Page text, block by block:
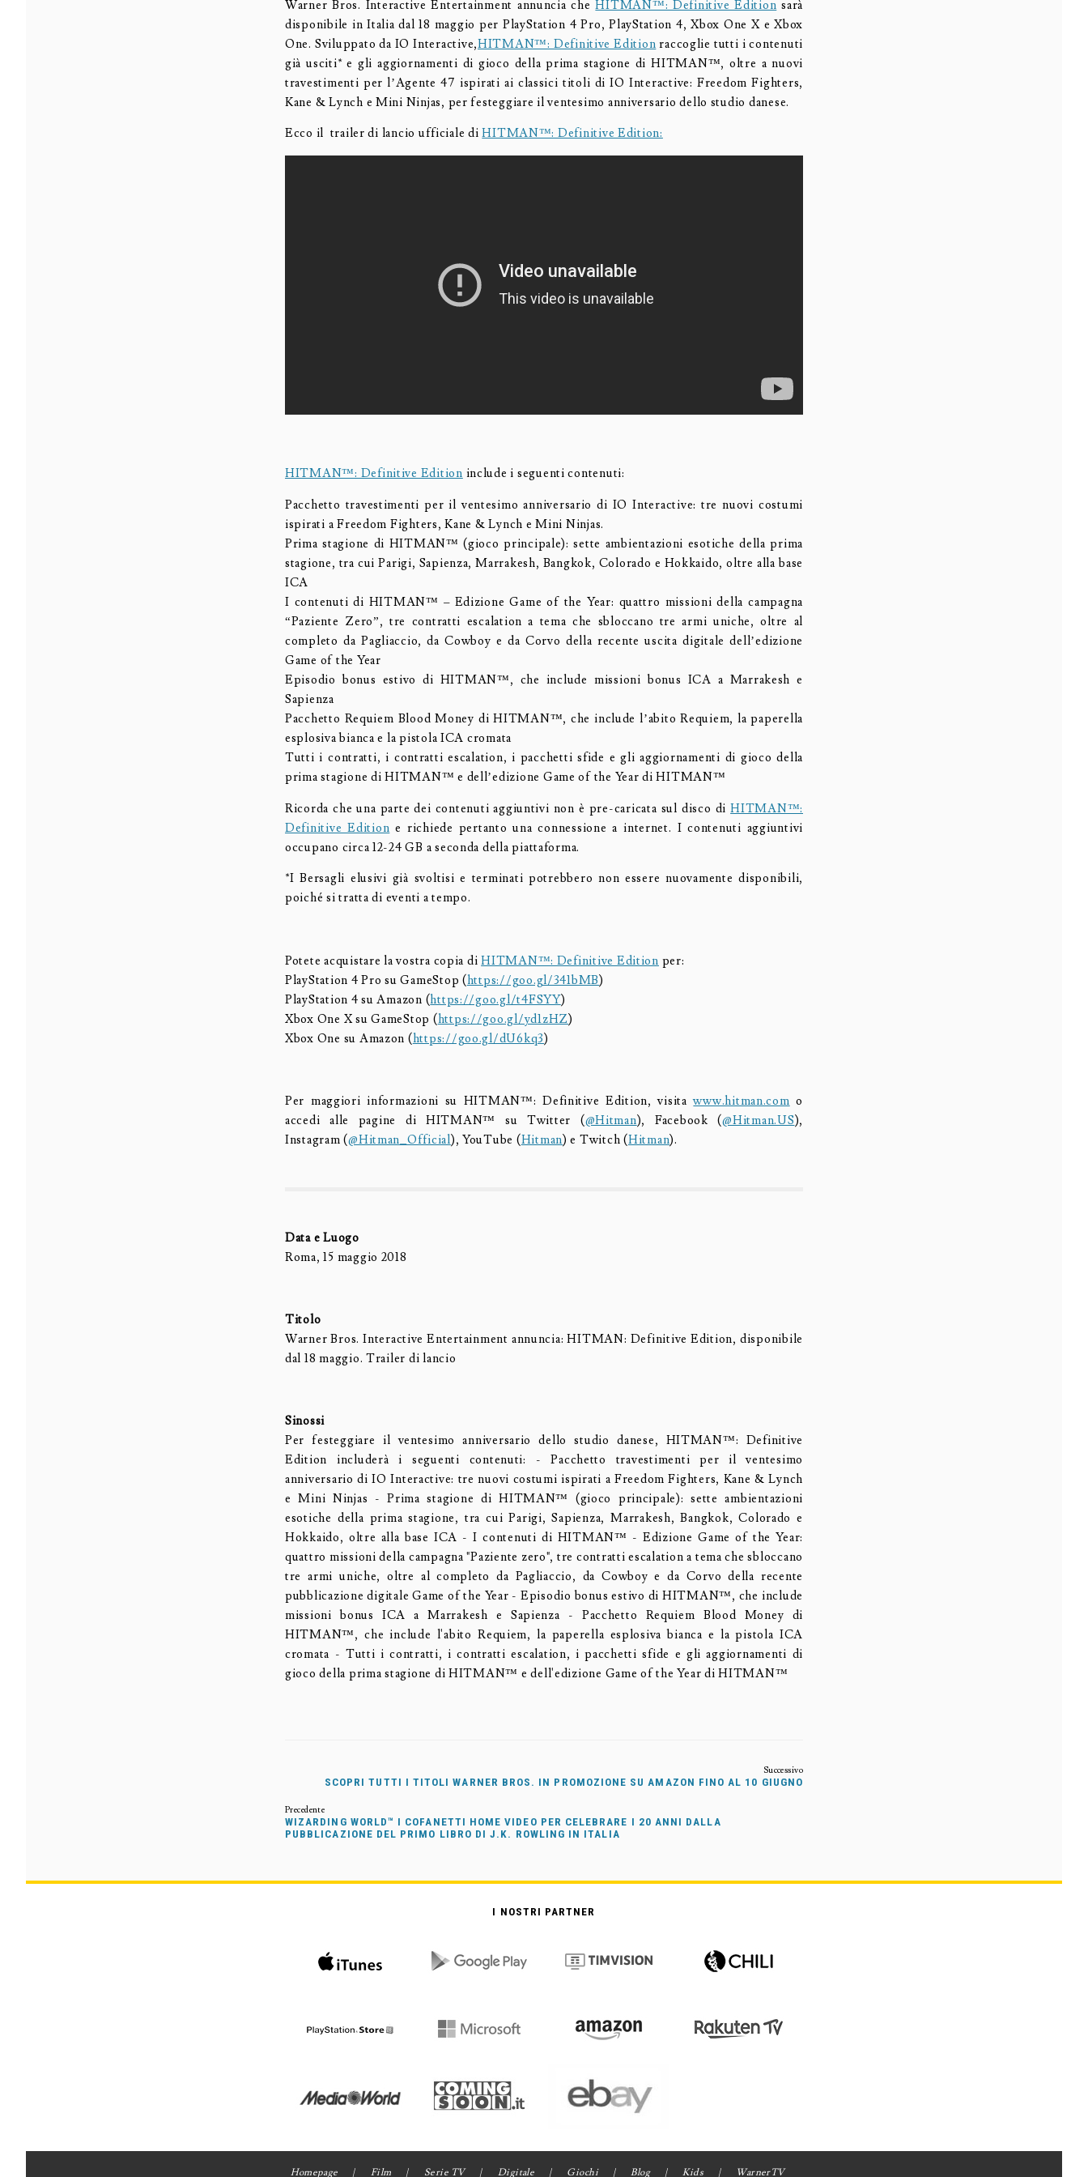
Warner Bros. Interactive Entertainment annuncia cheHITMAN™: Definitive Edition sarà
disponibile in Italia dal 18 maggio per PlayStation 4 Pro, PlayStation 4, Xbox One X e Xbox
One. Sviluppato da IO Interactive,HITMAN™: Definitive Edition raccoglie tutti i contenuti
già usciti* e gli aggiornamenti di gioco della prima stagione di HITMAN™, oltre a nuovi
travestimenti per l’Agente 47 ispirati ai classici titoli di IO Interactive: Freedom Fighters,
Kane & Lynch e Mini Ninjas, per festeggiare il ventesimo anniversario dello studio danese.
Ecco il trailer di lancio ufficiale diHITMAN™: Definitive Edition:
HITMAN™: Definitive Edition include i seguenti contenuti:
Pacchetto travestimenti per il ventesimo anniversario di IO Interactive: tre nuovi costumi
ispirati a Freedom Fighters, Kane & Lynch e Mini Ninjas.
Prima stagione di HITMAN™ (gioco principale): sette ambientazioni esotiche della prima
stagione, tra cui Parigi, Sapienza, Marrakesh, Bangkok, Colorado e Hokkaido, oltre alla base
ICA
I contenuti di HITMAN™ – Edizione Game of the Year: quattro missioni della campagna
“Paziente Zero”, tre contratti escalation a tema che sbloccano tre armi uniche, oltre al
completo da Pagliaccio, da Cowboy e da Corvo della recente uscita digitale dell’edizione
Game of the Year
Episodio bonus estivo di HITMAN™, che include missioni bonus ICA a Marrakesh e
Sapienza
Pacchetto Requiem Blood Money di HITMAN™, che include l’abito Requiem, la paperella
esplosiva bianca e la pistola ICA cromata
Tutti i contratti, i contratti escalation, i pacchetti sfide e gli aggiornamenti di gioco della
prima stagione di HITMAN™ e dell’edizione Game of the Year di HITMAN™
Ricorda che una parte dei contenuti aggiuntivi non è pre-caricata sul disco diHITMAN™:
Definitive Edition e richiede pertanto una connessione a internet. I contenuti aggiuntivi
occupano circa 12-24 GB a seconda della piattaforma.
*I Bersagli elusivi già svoltisi e terminati potrebbero non essere nuovamente disponibili,
poiché si tratta di eventi a tempo.
Potete acquistare la vostra copia diHITMAN™: Definitive Edition per:
PlayStation 4 Pro su GameStop (https://goo.gl/341bMB)
PlayStation 4 su Amazon (https://goo.gl/t4FSYY)
Xbox One X su GameStop (https://goo.gl/yd1zHZ)
Xbox One su Amazon (https://goo.gl/dU6kq3)
Per maggiori informazioni su HITMAN™: Definitive Edition, visitawww.hitman.com o
accedi alle pagine di HITMAN™ su Twitter (@Hitman), Facebook (@Hitman.US),
Instagram (@Hitman_Official), YouTube (Hitman) e Twitch (Hitman).
Data e Luogo
Roma, 15 maggio 2018
Titolo
Warner Bros. Interactive Entertainment annuncia: HITMAN: Definitive Edition, disponibile
dal 18 maggio. Trailer di lancio
Sinossi
Per festeggiare il ventesimo anniversario dello studio danese, HITMAN™: Definitive
Edition includerà i seguenti contenuti: - Pacchetto travestimenti per il ventesimo
anniversario di IO Interactive: tre nuovi costumi ispirati a Freedom Fighters, Kane & Lynch
e Mini Ninjas - Prima stagione di HITMAN™ (gioco principale): sette ambientazioni
esotiche della prima stagione, tra cui Parigi, Sapienza, Marrakesh, Bangkok, Colorado e
Hokkaido, oltre alla base ICA - I contenuti di HITMAN™ - Edizione Game of the Year:
quattro missioni della campagna "Paziente zero", tre contratti escalation a tema che sbloccano
tre armi uniche, oltre al completo da Pagliaccio, da Cowboy e da Corvo della recente
pubblicazione digitale Game of the Year - Episodio bonus estivo di HITMAN™, che include
missioni bonus ICA a Marrakesh e Sapienza - Pacchetto Requiem Blood Money di
HITMAN™, che include l'abito Requiem, la paperella esplosiva bianca e la pistola ICA
cromata - Tutti i contratti, i contratti escalation, i pacchetti sfide e gli aggiornamenti di
gioco della prima stagione di HITMAN™ e dell'edizione Game of the Year di HITMAN™
SCOPRI TUTTI I TITOLI WARNER BROS. IN PROMOZIONE SU AMAZON FINO AL 10 GIUGNO
WIZARDING WORLD™ I COFANETTI HOME VIDEO PER CELEBRARE I 20 ANNI DALLA
PUBBLICAZIONE DEL PRIMO LIBRO DI J.K. ROWLING IN ITALIA
I NOSTRI PARTNER
Homepage Film Serie TV Digitale Giochi Blog Kids WarnerTV